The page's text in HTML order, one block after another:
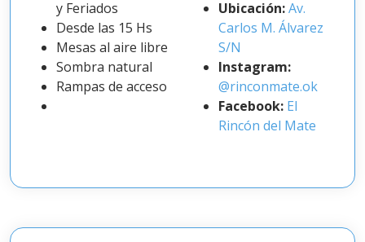
y Feriados
Desde las 15 Hs
Mesas al aire libre
Sombra natural
Rampas de acceso
Ubicación:Av.
Carlos M. Álvarez
S/N
Instagram:
@rinconmate.ok
Facebook: El
Rincón del Mate